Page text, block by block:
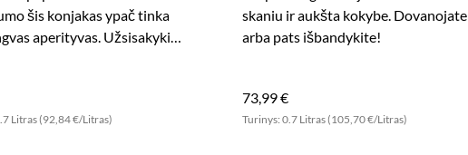
šis konjakas ypač tinka
aperityvas. Užsisakykite
Litras (92,84 €/Litras)
skaniu ir aukšta kokybe. Dovanojate
arba pats išbandykite!
73,99 €
Turinys: 0.7 Litras (105,70 €/Litras)